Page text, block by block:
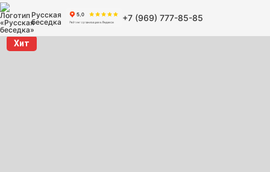
Русская
беседка
+7 (969) 777-85-85
Хит